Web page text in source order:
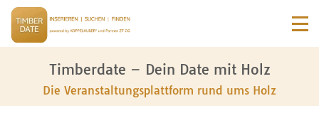
Timberdate – Dein Date mit Holz
Die Veranstaltungsplattform rund ums Holz